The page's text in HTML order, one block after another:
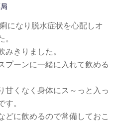
になり脱水症状を心配しオ
きりました。
プーンに一緒に入れて飲める
甘くなく身体にス～っと入っ
。
どに飲めるので常備しておこ